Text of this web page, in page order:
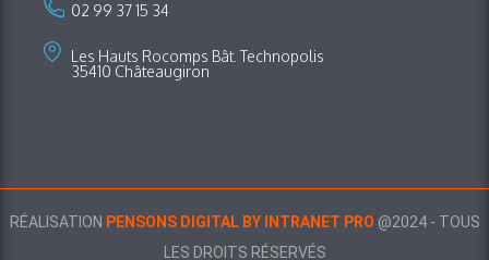
02 99 37 15 34
Les Hauts Rocomps Bât. Technopolis
35410 Châteaugiron
RÉALISATION PENSONS DIGITAL BY INTRANET PRO @2024 - TOUS
LES DROITS RÉSERVÉS